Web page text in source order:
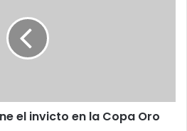
el invicto en la Copa Oro